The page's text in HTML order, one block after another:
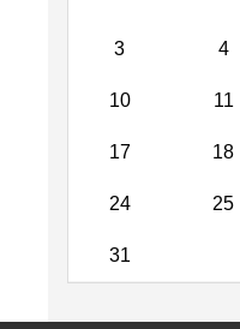
3 4
10 11
17 18
24 25
31